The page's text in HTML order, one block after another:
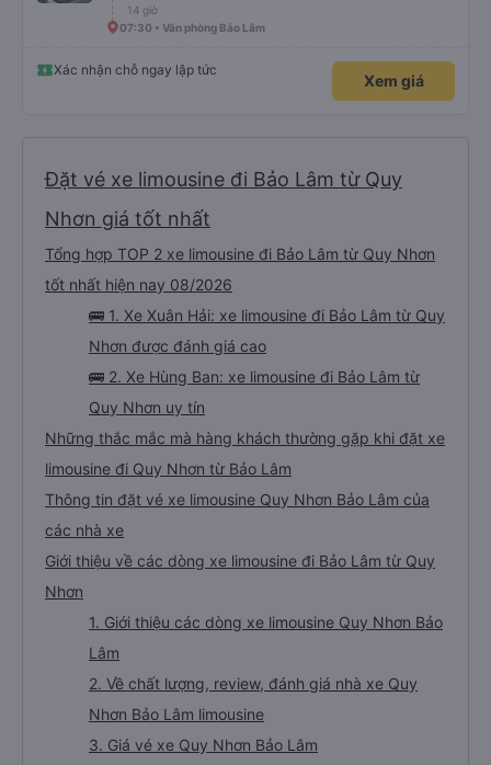
14 giờ
07:30 • Văn phòng Bảo Lâm
Xác nhận chỗ ngay lập tức
Xem giá
Đặt vé xe limousine đi Bảo Lâm từ Quy
Nhơn giá tốt nhất
Tổng hợp TOP 2 xe limousine đi Bảo Lâm từ Quy Nhơn
tốt nhất hiện nay 08/2026
🚌 1. Xe Xuân Hải: xe limousine đi Bảo Lâm từ Quy
Nhơn được đánh giá cao
🚌 2. Xe Hùng Ban: xe limousine đi Bảo Lâm từ
Quy Nhơn uy tín
Những thắc mắc mà hàng khách thường gặp khi đặt xe
limousine đi Quy Nhơn từ Bảo Lâm
Thông tin đặt vé xe limousine Quy Nhơn Bảo Lâm của
các nhà xe
Giới thiệu về các dòng xe limousine đi Bảo Lâm từ Quy
Nhơn
1. Giới thiệu các dòng xe limousine Quy Nhơn Bảo
Lâm
2. Về chất lượng, review, đánh giá nhà xe Quy
Nhơn Bảo Lâm limousine
3. Giá vé xe Quy Nhơn Bảo Lâm